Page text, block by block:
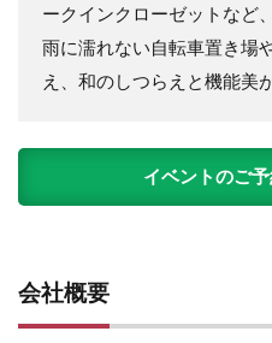
ークインクローゼットなど
雨に濡れない自転車置き場
え、和のしつらえと機能美
イベントのご
会社概要